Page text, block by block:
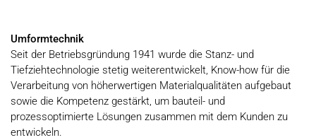
Umformtechnik
Seit der Betriebsgründung 1941 wurde die Stanz- und
Tiefziehtechnologie stetig weiterentwickelt, Know-how für die
Verarbeitung von höherwertigen Materialqualitäten aufgebaut
sowie die Kompetenz gestärkt, um bauteil- und
prozessoptimierte Lösungen zusammen mit dem Kunden zu
entwickeln.